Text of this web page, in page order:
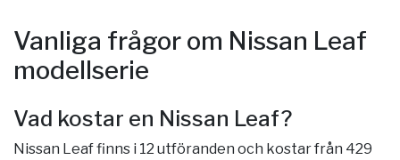
Vanliga frågor om Nissan Leaf
modellserie
Vad kostar en Nissan Leaf?
Nissan Leaf finns i 12 utföranden och kostar från 429